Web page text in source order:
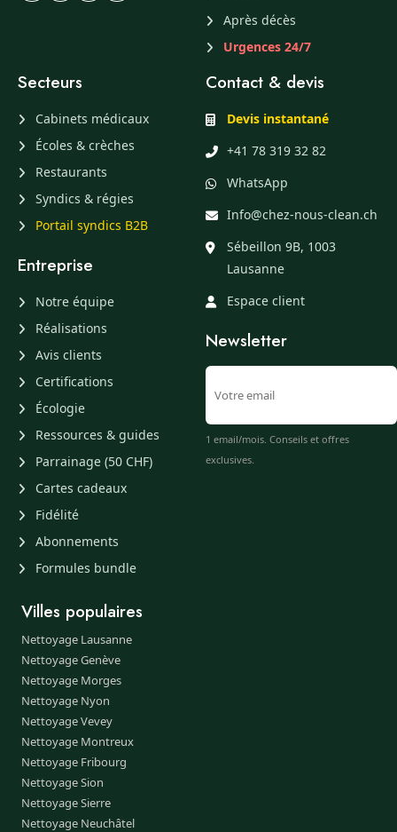
Après décès
Urgences 24/7
Secteurs
Cabinets médicaux
Écoles & crèches
Restaurants
Syndics & régies
Portail syndics B2B
Entreprise
Notre équipe
Réalisations
Avis clients
Certifications
Écologie
Ressources & guides
Parrainage (50 CHF)
Cartes cadeaux
Fidélité
Abonnements
Formules bundle
Contact & devis
Devis instantané
+41 78 319 32 82
WhatsApp
Info@chez-nous-clean.ch
Sébeillon 9B, 1003
Lausanne
Espace client
Newsletter
1 email/mois. Conseils et offres
exclusives.
Villes populaires
Nettoyage Lausanne
Nettoyage Genève
Nettoyage Morges
Nettoyage Nyon
Nettoyage Vevey
Nettoyage Montreux
Nettoyage Fribourg
Nettoyage Sion
Nettoyage Sierre
Nettoyage Neuchâtel